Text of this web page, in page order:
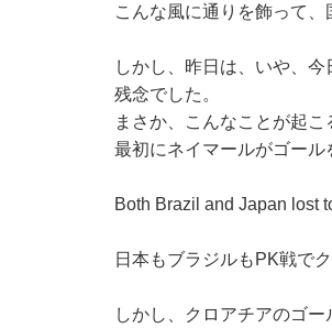
こんな風に通りを飾って、
しかし、昨日は、いや、今
残念でした。
まさか、こんなことが起こ
最初にネイマールがゴール
Both Brazil and Japan lost
日本もブラジルもPK戦で
しかし、クロアチアのゴー